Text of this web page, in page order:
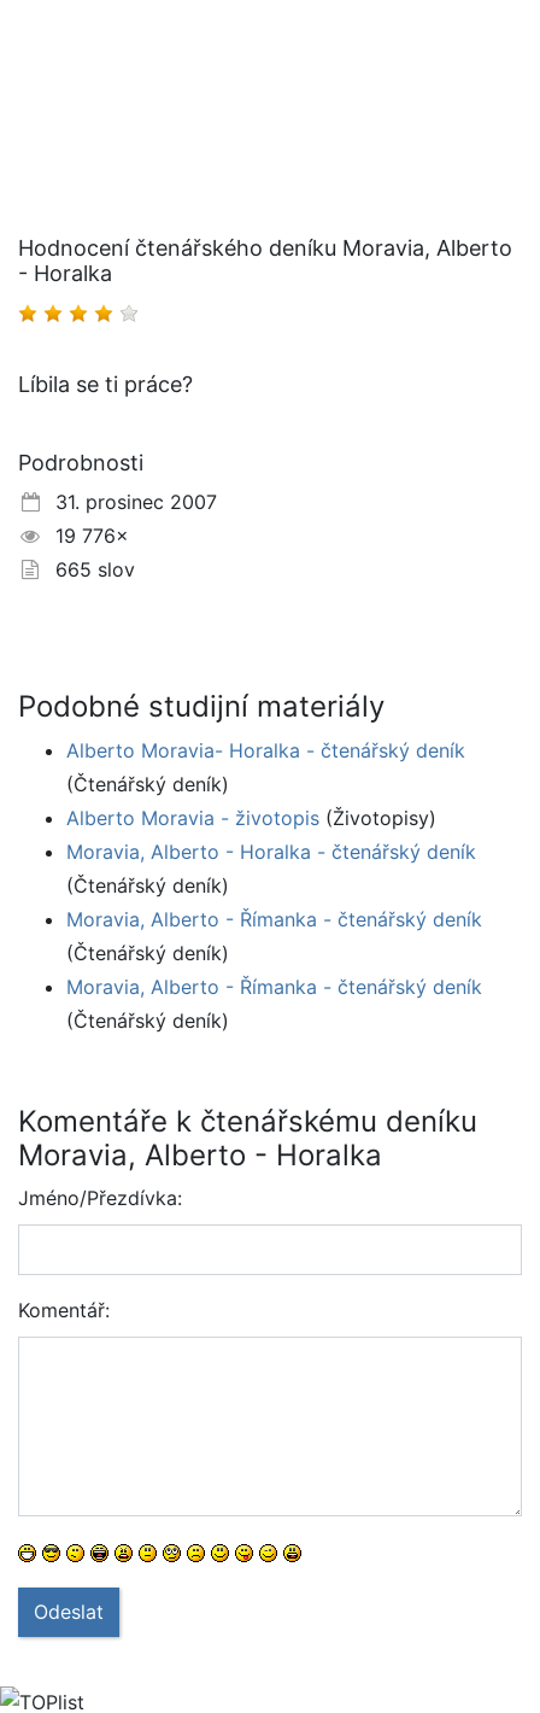
Hodnocení čtenářského deníku Moravia, Alberto
- Horalka
Líbila se ti práce?
Podrobnosti
31. prosinec 2007
19 776×
665 slov
Podobné studijní materiály
Alberto Moravia- Horalka - čtenářský deník
(Čtenářský deník)
Alberto Moravia - životopis (Životopisy)
Moravia, Alberto - Horalka - čtenářský deník
(Čtenářský deník)
Moravia, Alberto - Římanka - čtenářský deník
(Čtenářský deník)
Moravia, Alberto - Římanka - čtenářský deník
(Čtenářský deník)
Komentáře k čtenářskému deníku
Moravia, Alberto - Horalka
Jméno/Přezdívka:
Komentář:
Odeslat